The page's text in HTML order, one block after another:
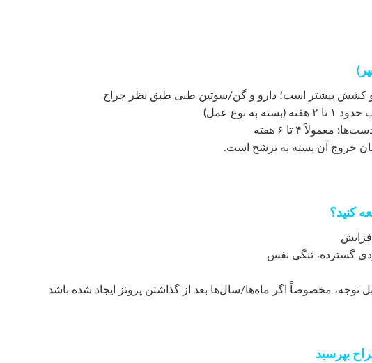
و کشش بیشتر است؛ دارو و گن/سوتین طبی طبق نظر جراح
به نوع عمل)
۴ تا ۶ هفته
خروج آن بسته به ترشح است.
کنید؟
گسترده، تنگی نفس
توجه، مخصوصاً اگر ماه‌ها/سال‌ها بعد از گذاشتن پروتز ایجاد شده باشد
بپرسید